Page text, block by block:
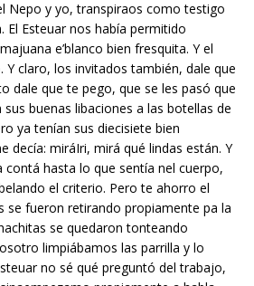
Nepo y yo, transpiraos como testigo
El Esteuar nos había permitido
e’blanco bien fresquita. Y el
claro, los invitados también, dale que
dale que te pego, que se les pasó que
buenas libaciones a las botellas de
ya tenían sus diecisiete bien
decía: miráIri, mirá qué lindas están. Y
contá hasta lo que sentía nel cuerpo,
el criterio. Pero te ahorro el
se fueron retirando propiamente pa la
se quedaron tonteando
limpiábamos las parrilla y lo
no sé qué preguntó del trabajo,